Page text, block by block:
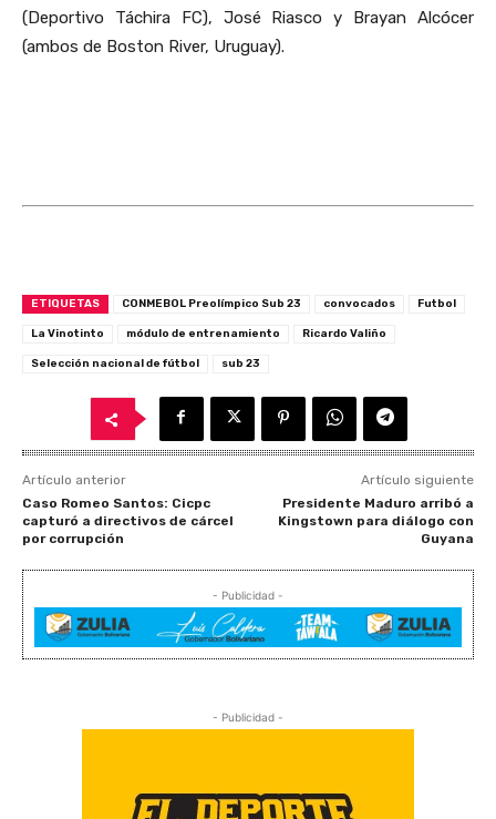
(Deportivo Táchira FC), José Riasco y Brayan Alcócer
(ambos de Boston River, Uruguay).
ETIQUETAS CONMEBOL Preolímpico Sub 23 convocados Futbol
La Vinotinto módulo de entrenamiento Ricardo Valiño
Selección nacional de fútbol sub 23
Artículo anterior
Caso Romeo Santos: Cicpc
capturó a directivos de cárcel
por corrupción
Artículo siguiente
Presidente Maduro arribó a
Kingstown para diálogo con
Guyana
- Publicidad -
- Publicidad -